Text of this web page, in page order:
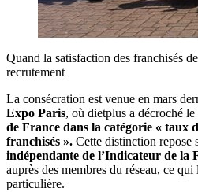
Quand la satisfaction des franchisés
recrutement
La consécration est venue en mars
Expo Paris, où dietplus a décroché le
de France dans la catégorie « taux
franchisés ». Cette distinction repose
indépendante de l’Indicateur de la
auprès des membres du réseau, ce
particulière.